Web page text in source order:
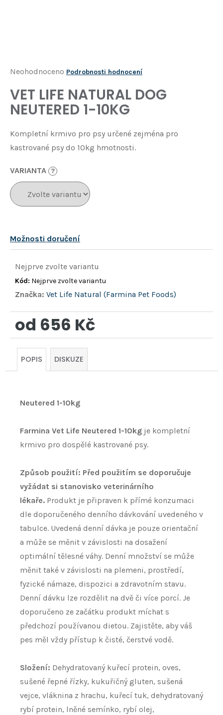
Průměrné
produktu
je
hvězdiček.
Neohodnoceno Podrobnosti hodnocení
VET LIFE NATURAL DOG
NEUTERED 1-10KG
Kompletní krmivo pro psy určené zejména pro
kastrované psy do 10kg hmotnosti.
VARIANTA ?
Možnosti doručení
Nejprve zvolte variantu
Kód: Nejprve zvolte variantu
Značka: Vet Life Natural (Farmina Pet Foods)
od 656 Kč
Měrná
POPIS DISKUZE
Neutered 1-10kg
Farmina Vet Life Neutered 1-10kg je kompletní
krmivo pro dospělé kastrované psy.
Způsob použití: Před použitím se doporučuje
vyžádat si stanovisko veterinárního
lékaře. Produkt je připraven k přímé konzumaci
dle doporučeného denního dávkování uvedeného v
tabulce. Uvedená denní dávka je pouze orientační
a může se měnit v závislosti na dosažení
optimální tělesné váhy. Denní množství se může
měnit také v závislosti na plemeni, prostředí,
fyzické námaze, dispozici a zdravotním stavu.
Denní dávku lze rozdělit na dvě či více porcí. Je
doporučeno ze začátku produkt míchat s
předchozí používanou dietou. Zajistěte, aby váš
pes měl vždy přístup k čisté, čerstvé vodě.
Složení: Dehydratovaný kuřecí protein, oves,
sušené řepné řízky, kukuřičný gluten, sušená
vejce, vláknina z hrachu, kuřecí tuk, dehydratovaný
rybí protein, lněné semínko, rybí olej,
D
o
p
r
u
u
e
m